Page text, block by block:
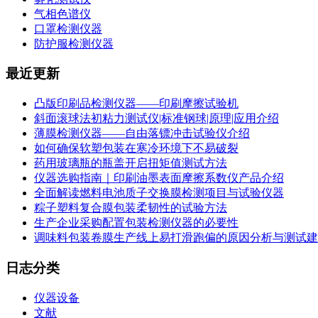
气相色谱仪
口罩检测仪器
防护服检测仪器
最近更新
凸版印刷品检测仪器——印刷摩擦试验机
斜面滚球法初粘力测试仪|标准钢球|原理|应用介绍
薄膜检测仪器——自由落镖冲击试验仪介绍
如何确保软塑包装在寒冷环境下不易破裂
药用玻璃瓶的瓶盖开启扭矩值测试方法
仪器选购指南｜印刷油墨表面摩擦系数仪产品介绍
全面解读燃料电池质子交换膜检测项目与试验仪器
粽子塑料复合膜包装柔韧性的试验方法
生产企业采购配置包装检测仪器的必要性
调味料包装卷膜生产线上易打滑跑偏的原因分析与测试
日志分类
仪器设备
文献